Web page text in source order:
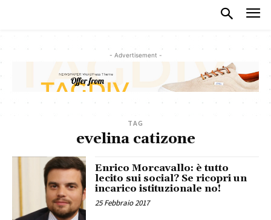
- Advertisement -
TAG
evelina catizone
Enrico Morcavallo: è tutto
lecito sui social? Se ricopri un
incarico istituzionale no!
25 Febbraio 2017